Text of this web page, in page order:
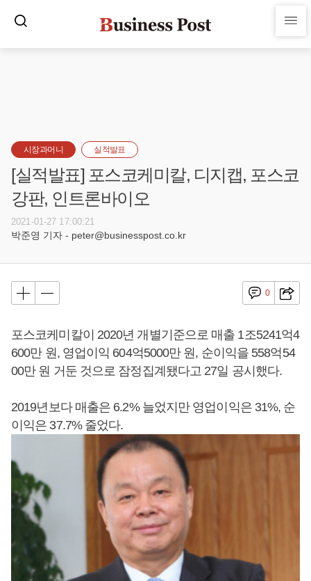
시장과머니 실적발표
[실적발표] 포스코케미칼, 디지캡, 포스코
강판, 인트론바이오
2021-01-27 17:00:21
박준영 기자 - peter@businesspost.co.kr
0
포스코케미칼이 2020년 개별기준으로 매출 1조5241억4
600만 원, 영업이익 604억5000만 원, 순이익을 558억54
00만 원 거둔 것으로 잠정집계됐다고 27일 공시했다.
2019년보다 매출은 6.2% 늘었지만 영업이익은 31%, 순
이익은 37.7% 줄었다.